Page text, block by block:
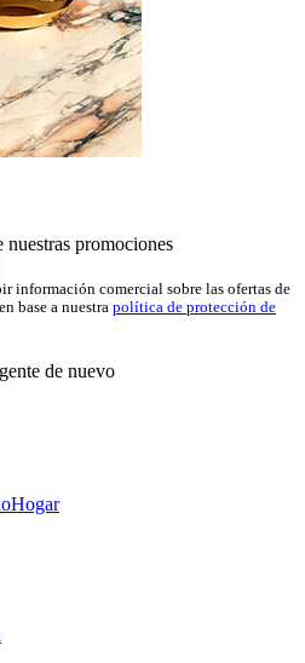
nuestras promociones
información comercial sobre las ofertas de
base a nuestra política de protección de
de nuevo